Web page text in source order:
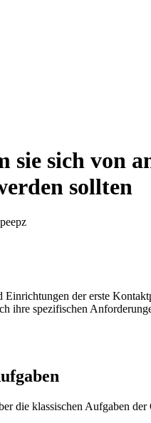
sie sich von
sollten
der erste
ihre spezifischen
die klassischen Aufgaben